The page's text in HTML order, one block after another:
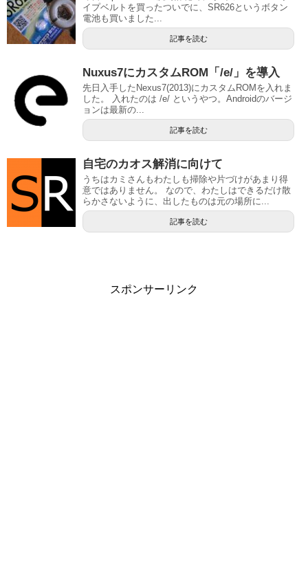
イプベルトを買ったついでに、SR626というボタン
電池も買いました...
記事を読む
Nuxus7にカスタムROM「/e/」を導入
先日入手したNexus7(2013)にカスタムROMを入れま
した。 入れたのは /e/ というやつ。Androidのバージ
ョンは最新の...
記事を読む
自宅のカオス解消に向けて
うちはカミさんもわたしも掃除や片づけがあまり得
意ではありません。 なので、わたしはできるだけ散
らかさないように、出したものは元の場所に...
記事を読む
スポンサーリンク